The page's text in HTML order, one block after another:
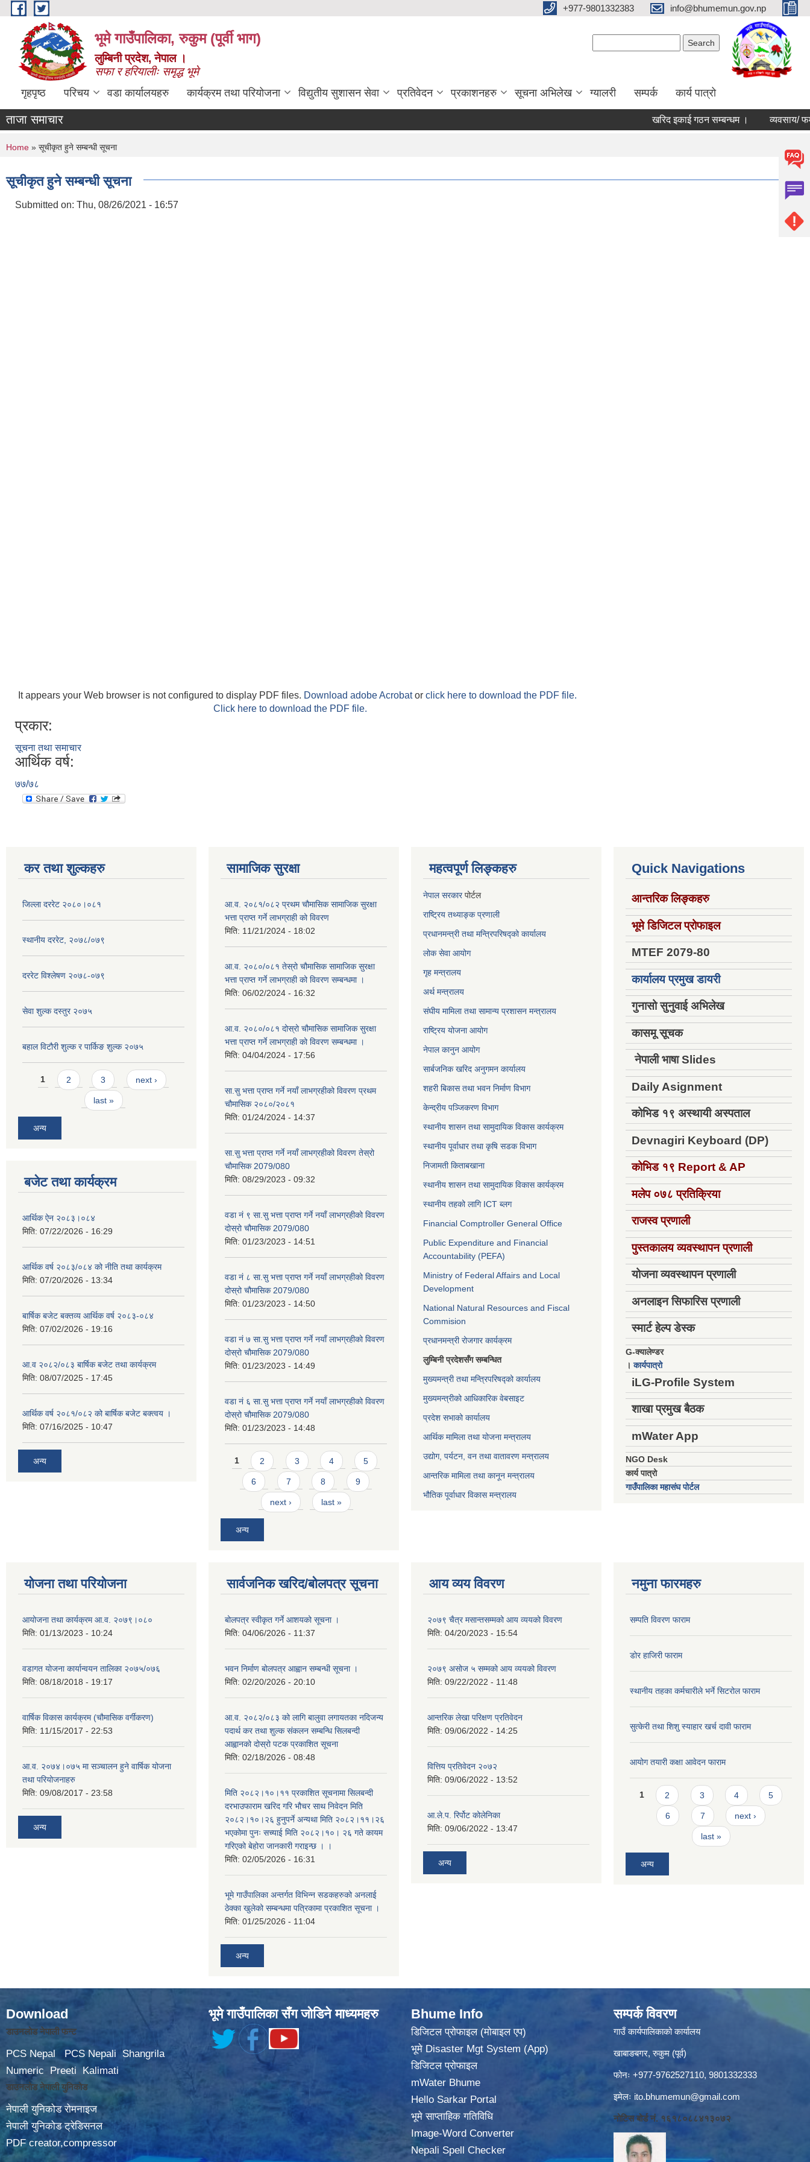
Skip to main content +977-9801332383 info@bhumemun.gov.np
भूमे गाउँपालिका, रुकुम (पूर्वी भाग)
लुम्बिनी प्रदेश, नेपाल ।
सफा र हरियालीः समृद्ध भूमे
गृहपृष्ठ परिचय वडा कार्यालयहरु कार्यक्रम तथा परियोजना विद्युतीय सुशासन सेवा प्रतिवेदन प्रकाशनहरु सूचना अभिलेख ग्यालरी सम्पर्क कार्य पात्रो
ताजा समाचार खरिद इकाई गठन सम्बन्धम । व्यवसाय/ फर्म/
You are here
Home » सूचीकृत हुने सम्बन्धी सूचना
सूचीकृत हुने सम्बन्धी सूचना
Submitted on: Thu, 08/26/2021 - 16:57
It appears your Web browser is not configured to display PDF files. Download adobe Acrobator click here to download the PDF file.
Click here to download the PDF file.
प्रकार:
सूचना तथा समाचार
आर्थिक वर्ष:
७७/७८
कर तथा शुल्कहरु
जिल्ला दररेट २०८०।०८१
स्थानीय दररेट, २०७८/०७९
दररेट विश्लेषण २०७८-०७९
सेवा शुल्क दस्तुर २०७५
बहाल विटौरी शुल्क र पार्किङ शुल्क २०७५
Pages
1 2 3 next ›
last »
अन्य
बजेट तथा कार्यक्रम
आर्थिक ऐन २०८३।०८४
मिति: 07/22/2026 - 16:29
आर्थिक वर्ष २०८३/०८४ को नीति तथा कार्यक्रम
मिति: 07/20/2026 - 13:34
बार्षिक बजेट बक्तव्य आर्थिक वर्ष २०८३-०८४
मिति: 07/02/2026 - 19:16
आ.व २०८२/०८३ बार्षिक बजेट तथा कार्यक्रम
मिति: 08/07/2025 - 17:45
आर्थिक वर्ष २०८१/०८२ को बार्षिक बजेट बक्त्वय ।
मिति: 07/16/2025 - 10:47
अन्य
सामाजिक सुरक्षा
आ.व. २०८१/०८२ प्रथम चौमासिक सामाजिक सुरक्षा
भत्ता प्राप्त गर्ने लाभग्राही को विवरण
मिति: 11/21/2024 - 18:02
आ.व. २०८०/०८१ तेस्रो चौमासिक सामाजिक सुरक्षा
भत्ता प्राप्त गर्ने लाभग्राही को विवरण सम्बन्धमा ।
मिति: 06/02/2024 - 16:32
आ.व. २०८०/०८१ दोस्रो चौमासिक सामाजिक सुरक्षा
भत्ता प्राप्त गर्ने लाभग्राही को विवरण सम्बन्धमा ।
मिति: 04/04/2024 - 17:56
सा.सु भत्ता प्राप्त गर्ने नयाँ लाभग्रहीको विवरण प्रथम
चौमासिक २०८०/२०८१
मिति: 01/24/2024 - 14:37
सा.सु भत्ता प्राप्त गर्ने नयाँ लाभग्रहीको विवरण तेस्रो
चौमासिक 2079/080
मिति: 08/29/2023 - 09:32
वडा नं ९ सा.सु भत्ता प्राप्त गर्ने नयाँ लाभग्रहीको विवरण
दोस्रो चौमासिक 2079/080
मिति: 01/23/2023 - 14:51
वडा नं ८ सा.सु भत्ता प्राप्त गर्ने नयाँ लाभग्रहीको विवरण
दोस्रो चौमासिक 2079/080
मिति: 01/23/2023 - 14:50
वडा नं ७ सा.सु भत्ता प्राप्त गर्ने नयाँ लाभग्रहीको विवरण
दोस्रो चौमासिक 2079/080
मिति: 01/23/2023 - 14:49
वडा नं ६ सा.सु भत्ता प्राप्त गर्ने नयाँ लाभग्रहीको विवरण
दोस्रो चौमासिक 2079/080
मिति: 01/23/2023 - 14:48
Pages
1 2 3 4 5
6 7 8 9
next › last »
अन्य
महत्वपूर्ण लिङ्कहरु
नेपाल सरकारपोर्टल
राष्ट्रिय तथ्याङ्क प्रणाली
प्रधानमन्त्री तथा मन्त्रिपरिषद्को कार्यालय
लोक सेवाआयोग
गृह मन्त्रालय
अर्थ मन्त्रालय
संघीय मामिला तथा सामान्य प्रशासन मन्त्रालय
राष्ट्रिय योजना आयोग
नेपाल कानुन आयोग
सार्बजनिक खरिद अनुगमन कार्यालय
शहरी बिकास तथा भवन निर्माण विभाग
केन्द्रीय पञ्जिकरण विभाग
स्थानीय शासन तथा सामुदायिक विकास कार्यक्रम
स्थानीय पूर्वाधार तथा कृषि सडक विभाग
निजामती किताबखाना
स्थानीय शासन तथा सामुदायिक विकास कार्यक्रम
स्थानीय तहको लागि ICT ब्लग
Financial Comptroller General Office
Public Expenditure and Financial
Accountability (PEFA)
Ministry of Federal Affairs and Local
Development
National Natural Resources and Fiscal
Commision
प्रधानमन्त्री रोजगार कार्यक्रम
लुम्बिनी प्रदेशसँग सम्बन्धित
मुख्यमन्त्री तथा मन्त्रिपरिषद्को कार्यालय
मुख्यमन्त्रीको आधिकारिक वेबसाइट
प्रदेश सभाको कार्यालय
आर्थिक मामिला तथा योजना मन्त्रालय
उद्योग, पर्यटन, वन तथा वातावरण मन्त्रालय
आन्तरिक मामिला तथा कानून मन्त्रालय
भौतिक पूर्वाधार विकास मन्त्रालय
Quick Navigations
आन्तरिक लिङ्कहरु
भूमे डिजिटल प्रोफाइल
MTEF 2079-80
कार्यालय प्रमुख डायरी
गुनासो सुनुवाई अभिलेख
कासमू सूचक
नेपाली भाषा Slides
Daily Asignment
कोभिड १९ अस्थायी अस्पताल
Devnagiri Keyboard (DP)
कोभिड १९ Report & AP
मलेप ०७८ प्रतिक्रिया
राजस्व प्रणाली
पुस्तकालय व्यवस्थापन प्रणाली
योजना व्यवस्थापन प्रणाली
अनलाइन सिफारिस प्रणाली
स्मार्ट हेल्प डेस्क
G-क्यालेण्डर
।कार्यपात्रो
iLG-Profile System
शाखा प्रमुख बैठक
mWater App
NGO Desk
कार्य पात्रो
गाउँपालिका महासंघ पोर्टल
योजना तथा परियोजना
आयोजना तथा कार्यक्रम आ.व. २०७९।०८०
मिति: 01/13/2023 - 10:24
वडागत योजना कार्यान्वयन तालिका २०७५/०७६
मिति: 08/18/2018 - 19:17
वार्षिक विकास कार्यक्रम (चौमासिक वर्गीकरण)
मिति: 11/15/2017 - 22:53
आ.व. २०७४।०७५ मा सञ्चालन हुने वार्षिक योजना
तथा परियोजनाहरु
मिति: 09/08/2017 - 23:58
अन्य
सार्वजनिक खरिद/बोलपत्र सूचना
बोलपत्र स्वीकृत गर्ने आशयको सूचना ।
मिति: 04/06/2026 - 11:37
भवन निर्माण बोलपत्र आह्वान सम्बन्धी सूचना ।
मिति: 02/20/2026 - 20:10
आ.व. २०८२/०८३ को लागि बालुवा लगायतका नदिजन्य
पदार्थ कर तथा शुल्क संकलन सम्बन्धि सिलबन्दी
आह्वानको दोस्रो पटक प्रकाशित सूचना
मिति: 02/18/2026 - 08:48
मिति २०८२।१०।११ प्रकाशित सूचनामा सिलबन्दी
दरभाउफाराम खरिद गरि भौचर साथ निवेदन मिति
२०८२।१०।२६ हुनुपर्ने अन्यथा मिति २०८२।११।२६
भएकोमा पुनः सच्याई मिति २०८२।१०। २६ गते कायम
गरिएको बेहोरा जानकारी गराइन्छ । ।
मिति: 02/05/2026 - 16:31
भूमे गाउँपालिका अन्तर्गत विभिन्न सडकहरुको अनलाई
ठेक्का खुलेको सम्बन्धमा पत्रिकामा प्रकाशित सूचना ।
मिति: 01/25/2026 - 11:04
अन्य
आय व्यय विवरण
२०७९ चैत्र मसान्तसम्मको आय व्ययको विवरण
मिति: 04/20/2023 - 15:54
२०७९ असोज ५ सम्मको आय व्ययको विवरण
मिति: 09/22/2022 - 11:48
आन्तरिक लेखा परिक्षण प्रतिवेदन
मिति: 09/06/2022 - 14:25
वित्तिय प्रतिवेदन २०७२
मिति: 09/06/2022 - 13:52
आ.ले.प. रिर्पोट कोलेनिका
मिति: 09/06/2022 - 13:47
अन्य
नमुना फारमहरु
सम्पति विवरण फाराम
डोर हाजिरी फाराम
स्थानीय तहका कर्मचारीले भर्ने सिटरोल फाराम
सुत्केरी तथा शिशु स्याहार खर्च दावी फाराम
आयोग तयारी कक्षा आवेदन फाराम
Pages
1 2 3 4 5
6 7 next ›
last »
अन्य
Download
डाउनलोड नेपाली फन्ट
PCS Nepal PCS Nepali
Shangrila
Numeric
Preeti Kalimati
डाउनलोड नेपाली युनिकोड
नेपाली युनिकोड रोमनाइज
नेपाली युनिकोड ट्रेडिसनल
PDF creator,compressor
भूमे गाउँपालिका सँग जोडिने माध्यमहरु Bhume Info
डिजिटल प्रोफाइल (मोबाइल एप)
भूमे Disaster Mgt System (App)
डिजिटल प्रोफाइल
mWater Bhume
Hello Sarkar Portal
भूमे साप्ताहिक गतिविधि
Image-Word Converter
Nepali Spell Checker
सम्पर्क विवरण
गाउँ कार्यपालिकाको कार्यालय
खाबाङबगर, रुकुम (पूर्व)
फोनः +977-9762527110, 9801332333
इमेलः ito.bhumemun@gmail.com
नोटिस बोर्ड नं. १६१८०८८४१३०७२